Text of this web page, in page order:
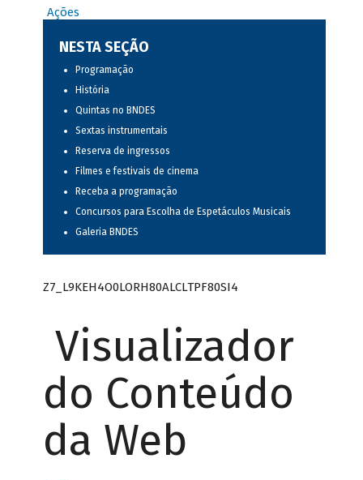
Ações
NESTA SEÇÃO
Programação
História
Quintas no BNDES
Sextas instrumentais
Reserva de ingressos
Filmes e festivais de cinema
Receba a programação
Concursos para Escolha de Espetáculos Musicais
Galeria BNDES
Z7_L9KEH4O0LORH80ALCLTPF80SI4
Visualizador
do Conteúdo
da Web